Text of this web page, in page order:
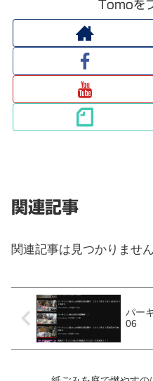
Tomoを
関連記事
関連記事は見つかりません
パー
06